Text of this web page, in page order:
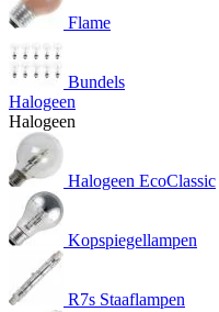
Flame
Bundels
Halogeen
Halogeen
Halogeen EcoClassic
Kopspiegellampen
R7s Staaflampen